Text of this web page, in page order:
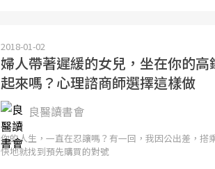
2018-01-02
婦人帶著遲緩的女兒，坐在你的
起來嗎？心理諮商師選擇這樣做
良醫讀書會
你的人生，一直在忍讓嗎？有一回，我因公出差，搭
快地就找到預先購買的對號